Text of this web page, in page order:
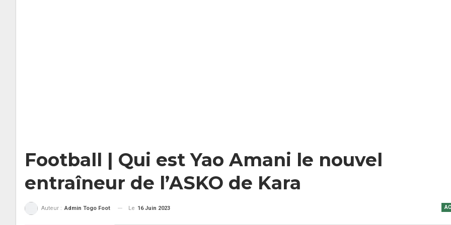
Football | Qui est Yao Amani le nouvel
entraîneur de l’ASKO de Kara
Auteur : Admin Togo Foot Le 16 Juin 2023